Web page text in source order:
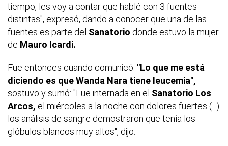
tiempo, les voy a contar que hablé con 3 fuentes
distintas", expresó, dando a conocer que una de las
fuentes es parte del Sanatorio donde estuvo la mujer
de Mauro Icardi.
Fue entonces cuando comunicó: "Lo que me está
diciendo es que Wanda Nara tiene leucemia",
sostuvo y sumó: "Fue internada en el Sanatorio Los
Arcos, el miércoles a la noche con dolores fuertes (...)
los análisis de sangre demostraron que tenía los
glóbulos blancos muy altos", dijo.